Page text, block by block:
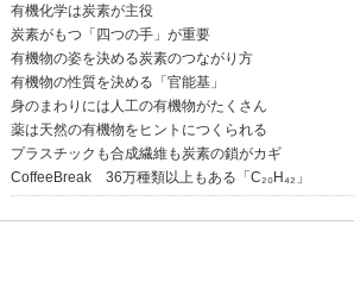
有機化学は炭素が主役
炭素がもつ「四つの手」が重要
有機物の姿を決める炭素のつながり方
有機物の性質を決める「官能基」
身のまわりには人工の有機物がたくさん
薬は天然の有機物をヒントにつくられる
プラスチックも合成繊維も炭素の鎖がカギ
CoffeeBreak 36万種類以上もある「C₂₀H₄₂」